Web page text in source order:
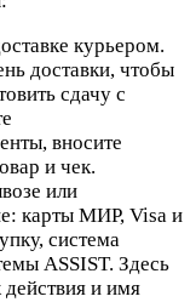
курьером.
доставки, чтобы
сдачу с
вносите
и чек.
или
карты МИР, Visa и
система
ASSIST. Здесь
и имя